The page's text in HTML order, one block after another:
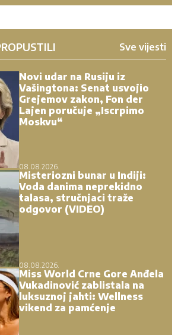
Sve vijesti
Novi udar na Rusiju iz
Vašingtona: Senat usvojio
Grejemov zakon, Fon der
Lajen poručuje „Iscrpimo
Moskvu“
08.08.2026.
Misteriozni bunar u Indiji:
Voda danima neprekidno
talasa, stručnjaci traže
odgovor (VIDEO)
08.08.2026.
Miss World Crne Gore Anđela
Vukadinović zablistala na
luksuznoj jahti: Wellness
vikend za pamćenje